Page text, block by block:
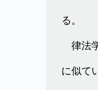
る。
律法
に似て